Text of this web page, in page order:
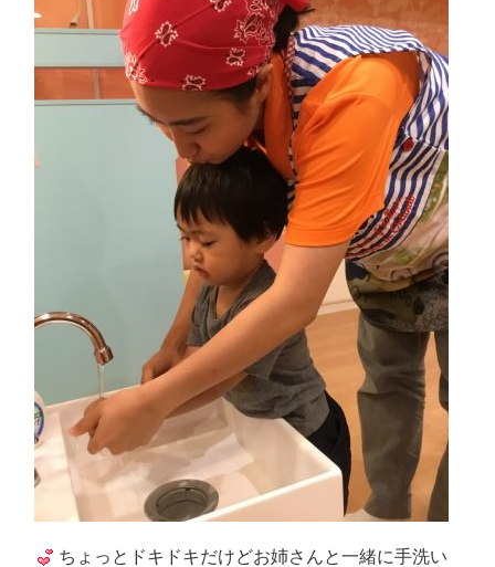
ちょっとドキドキだけどお姉さんと一緒に手洗い